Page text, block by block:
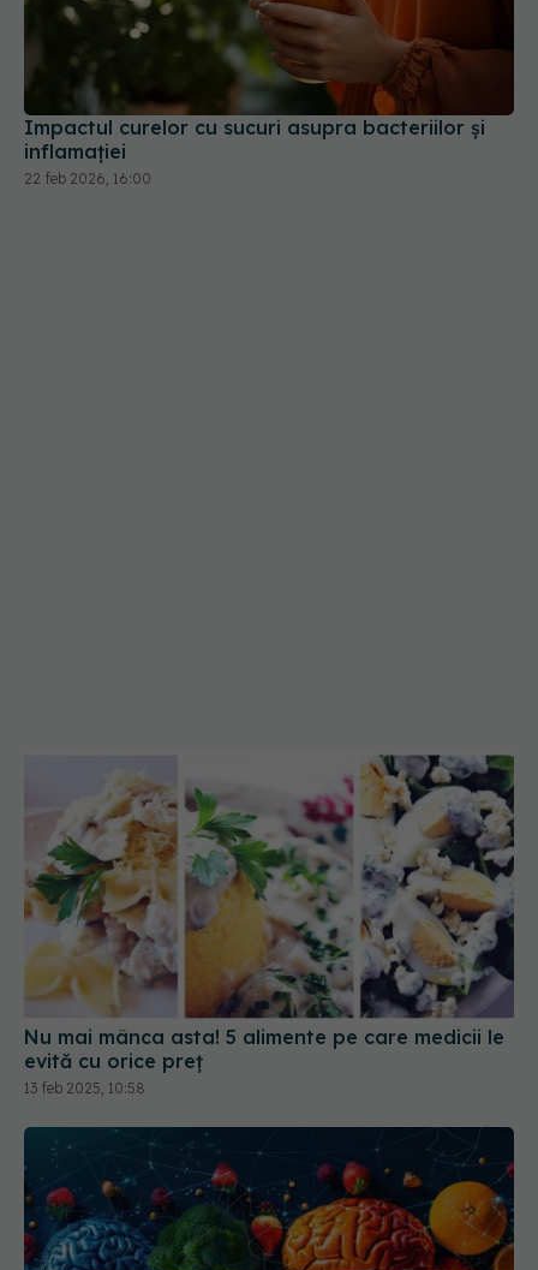
Impactul curelor cu sucuri asupra bacteriilor și
inflamației
22 feb 2026, 16:00
Nu mai mânca asta! 5 alimente pe care medicii le
evită cu orice preț
13 feb 2025, 10:58